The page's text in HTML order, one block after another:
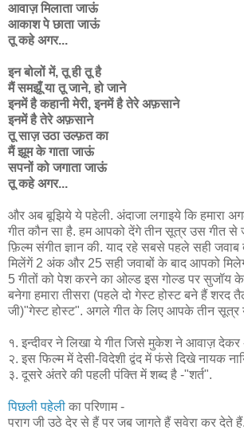
आवाज़ मिलाता जाऊं
आकाश पे छाता जाऊं
तू कहे अगर...
इन बोलों में, तू ही तू है
मैं समझूँ या तू जाने, हो जाने
इनमें है कहानी मेरी, इनमें है तेरे अफ़साने
इनमें है तेरे अफ़साने
तू साज़ उठा उल्फ़त का
मैं झूम के गाता जाऊं
सपनों को जगाता जाऊं
तू कहे अगर...
और अब बूझिये ये पहेली. अंदाजा लगाइये कि हमारा
गीत कौन सा है. हम आपको देंगे तीन सूत्र उस गीत से
फ़िल्म संगीत ज्ञान की. याद रहे सबसे पहले सही जवाब
मिलेंगें 2 अंक और 25 सही जवाबों के बाद आपको
5 गीतों को पेश करने का ओल्ड इस गोल्ड पर सुजॉय
बनेगा हमारा तीसरा (पहले दो गेस्ट होस्ट बने हैं शरद
जी)"गेस्ट होस्ट". अगले गीत के लिए आपके तीन सूत्र
१. इन्दीवर ने लिखा ये गीत जिसे मुकेश ने आवाज़ देकर
२. इस फिल्म में देसी-विदेशी द्वंद में फंसे दिखे नायक
३. दूसरे अंतरे की पहली पंक्ति में शब्द है -"शर्त".
पिछली पहेली का परिणाम -
पराग जी उठे देर से हैं पर जब जागते हैं सवेरा कर देते